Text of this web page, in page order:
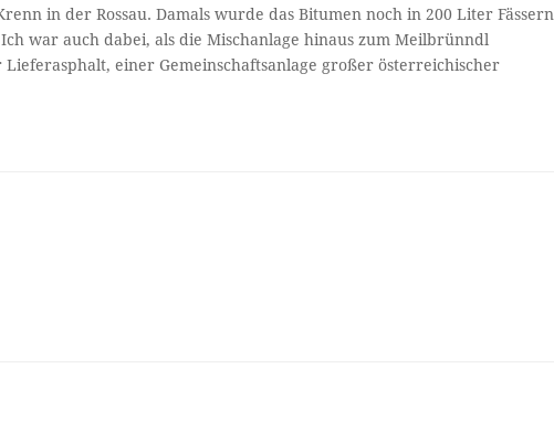
in der Rossau. Damals wurde das Bitumen noch in 200 Liter Fässern
war auch dabei, als die Mischanlage hinaus zum Meilbrünndl
einer Gemeinschaftsanlage großer österreichischer